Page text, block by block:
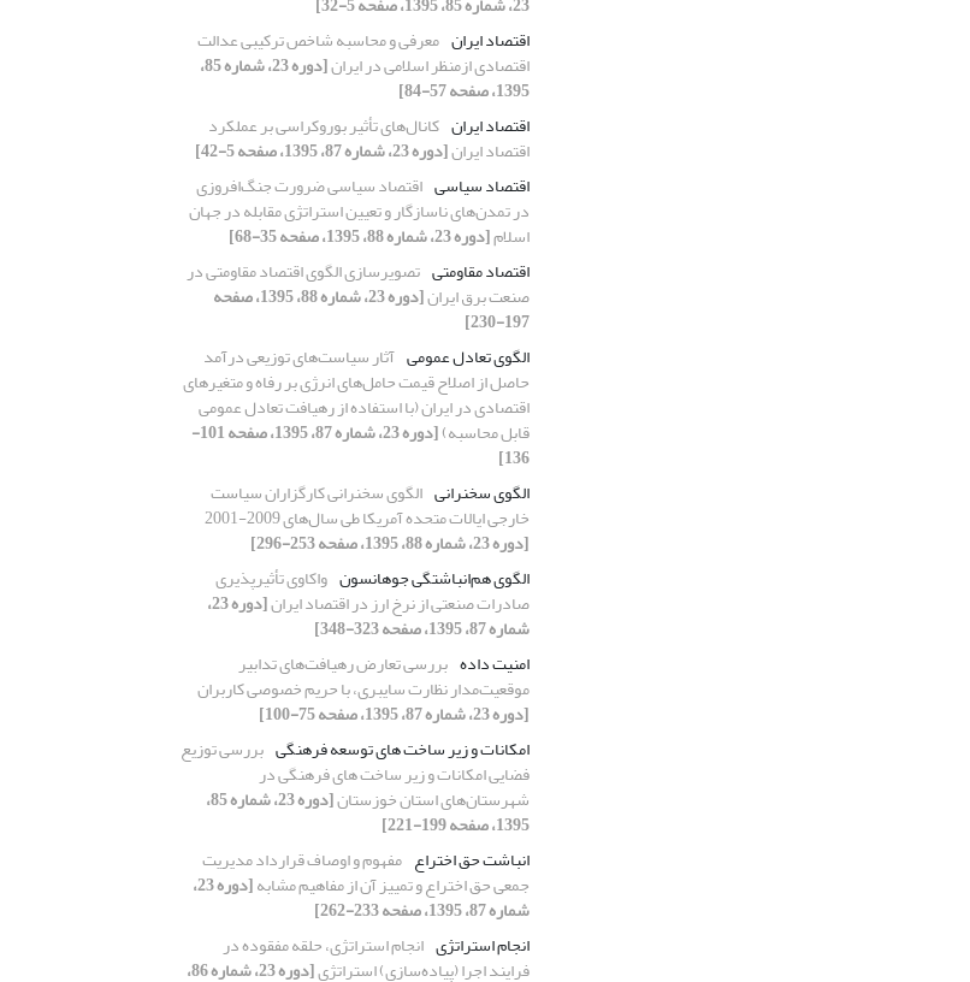
اقتصاد ایران معرفی و محاسبه شاخص ترکیبی عدالت
اقتصادی ازمنظر اسلامی در ایران [دوره 23، شماره 85،
1395، صفحه 57-84]
اقتصاد ایران کانال‌های تأثیر بوروکراسی بر عملکرد
اقتصاد ایران[دوره 23، شماره 87، 1395، صفحه 5-42]
اقتصاد سیاسی اقتصاد سیاسی ضرورت جنگ‌افروزی
در تمدن‌های ناسازگار و تعیین استراتژی مقابله در جهان
اسلام[دوره 23، شماره 88، 1395، صفحه 35-68]
اقتصاد مقاومتی تصویر‌سازی الگوی اقتصاد مقاومتی در
صنعت برق ایران [دوره 23، شماره 88، 1395، صفحه
197-230]
الگوی تعادل عمومی آثار سیاست‌های توزیعی درآمد
حاصل از اصلاح قیمت حامل‌های انرژی بر رفاه و متغیرهای
اقتصادی در ایران (با استفاده از رهیافت تعادل عمومی
قابل محاسبه) [دوره 23، شماره 87، 1395، صفحه 101-
136]
الگوی سخنرانی الگوی سخنرانی کارگزاران سیاست
خارجی ایالات متحده آمریکا طی سال‌های 2009-2001
[دوره 23، شماره 88، 1395، صفحه 253-296]
الگوی هم‌انباشتگی جوهانسون واکاوی تأثیر‌پذیری
صادرات صنعتی از نرخ ارز در اقتصاد ایران [دوره 23،
شماره 87، 1395، صفحه 323-348]
امنیت داده بررسی تعارض رهیافت‌های تدابیر
موقعیت‌مدار نظارت سایبری، با حریم خصوصی کاربران
[دوره 23، شماره 87، 1395، صفحه 75-100]
امکانات و زیر ساخت های توسعه فرهنگی بررسی توزیع
فضایی امکانات و زیر ساخت های فرهنگی در
شهرستان‌های استان خوزستان [دوره 23، شماره 85،
1395، صفحه 199-221]
انباشت حق اختراع مفهوم و اوصاف قرارداد مدیریت
جمعی حق اختراع و تمییز آن از مفاهیم مشابه [دوره 23،
شماره 87، 1395، صفحه 233-262]
انجام استراتژی انجام استراتژی، حلقه مفقوده در
فرایند اجرا (پیاده‌سازی) استراتژی [دوره 23، شماره 86،